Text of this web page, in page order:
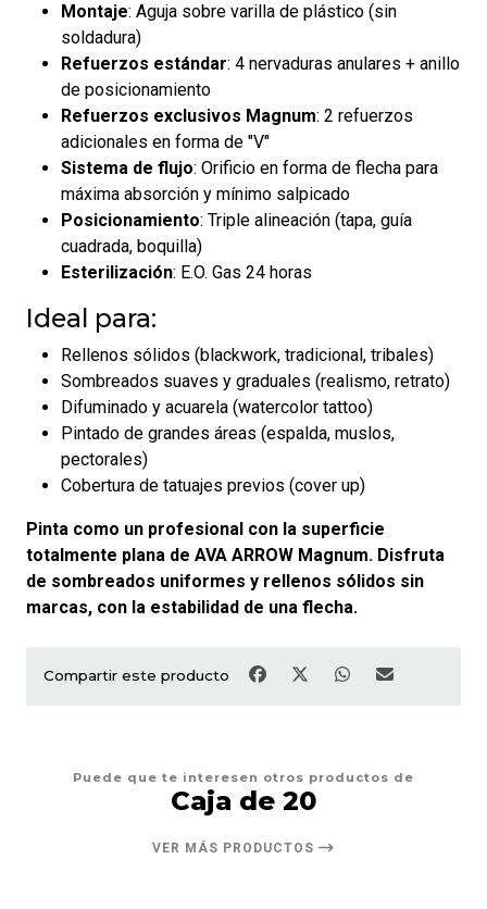
Montaje: Aguja sobre varilla de plástico (sin
soldadura)
Refuerzos estándar: 4 nervaduras anulares + anillo
de posicionamiento
Refuerzos exclusivos Magnum: 2 refuerzos
adicionales en forma de "V"
Sistema de flujo: Orificio en forma de flecha para
máxima absorción y mínimo salpicado
Posicionamiento: Triple alineación (tapa, guía
cuadrada, boquilla)
Esterilización: E.O. Gas 24 horas
Ideal para:
Rellenos sólidos (blackwork, tradicional, tribales)
Sombreados suaves y graduales (realismo, retrato)
Difuminado y acuarela (watercolor tattoo)
Pintado de grandes áreas (espalda, muslos,
pectorales)
Cobertura de tatuajes previos (cover up)
Pinta como un profesional con la superficie
totalmente plana de AVA ARROW Magnum. Disfruta
de sombreados uniformes y rellenos sólidos sin
marcas, con la estabilidad de una flecha.
Compartir este producto
Puede que te interesen otros productos de
Caja de 20
VER MÁS PRODUCTOS